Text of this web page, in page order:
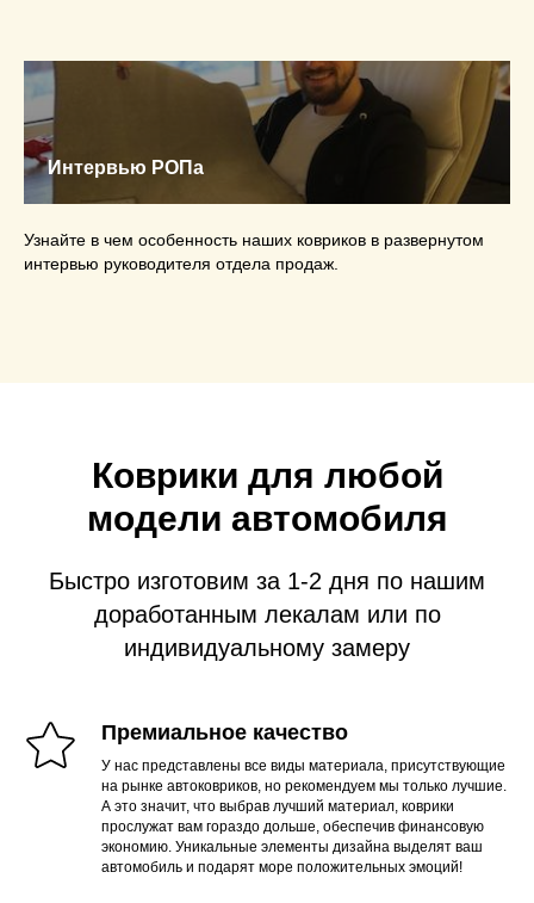
Интервью РОПа
Узнайте в чем особенность наших ковриков в развернутом
интервью руководителя отдела продаж.
Коврики для любой
модели автомобиля
Быстро изготовим за 1-2 дня по нашим
доработанным лекалам или по
индивидуальному замеру
Премиальное качество
У нас представлены все виды материала, присутствующие
на рынке автоковриков, но рекомендуем мы только лучшие.
А это значит, что выбрав лучший материал, коврики
прослужат вам гораздо дольше, обеспечив финансовую
экономию. Уникальные элементы дизайна выделят ваш
автомобиль и подарят море положительных эмоций!